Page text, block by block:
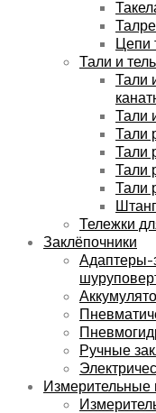
Цепи
Тали и
Тали
Тали
Тали
Тали
Тали
Тали
Тележки
Заклёпочники
Адаптеры-
Ручные
Измерительные